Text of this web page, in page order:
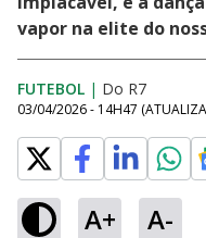
vapor na elite do
FUTEBOL | Do R7
03/04/2026 - 14H47
A+ A-